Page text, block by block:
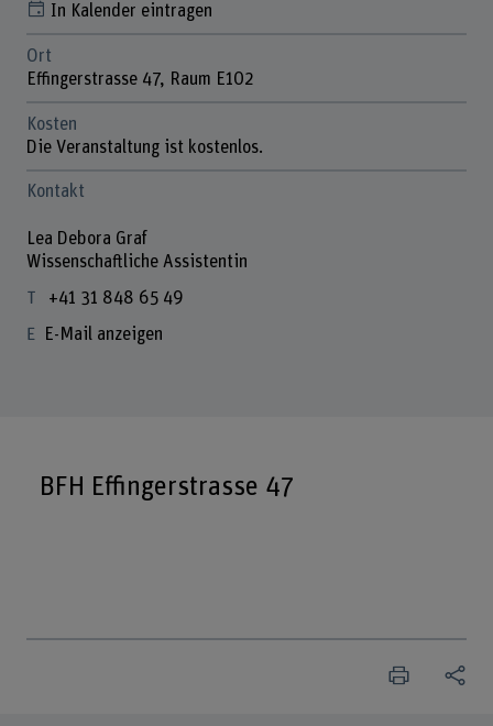
In Kalender eintragen
Ort
Effingerstrasse 47, Raum E102
Kosten
Die Veranstaltung ist kostenlos.
Kontakt
Lea Debora Graf
Wissenschaftliche Assistentin
+41 31 848 65 49
E-Mail anzeigen
BFH Effingerstrasse 47